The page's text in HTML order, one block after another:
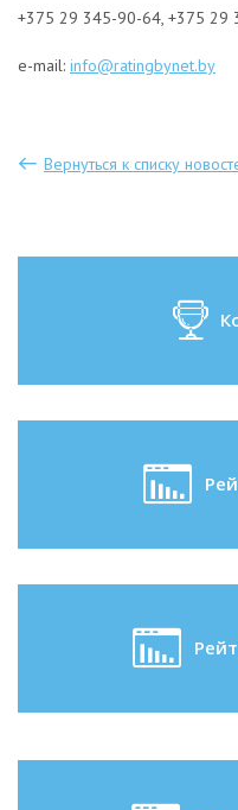
+375 29 345-90-64, +375 29
e-mail: info@ratingbynet.by
Вернуться к списку